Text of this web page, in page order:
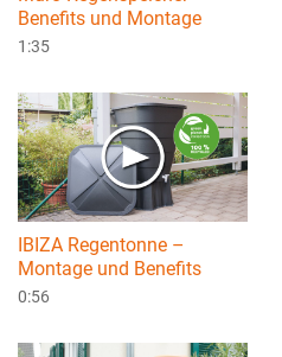
Benefits und Montage
1:35
IBIZA Regentonne –
Montage und Benefits
0:56